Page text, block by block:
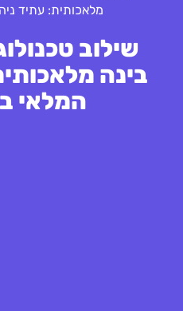
מלאכותית: עתיד
שילוב
בינה
המלאי ב-